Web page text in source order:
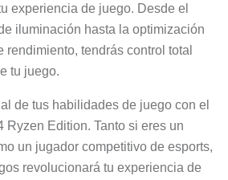
experiencia de juego. Desde el
iluminación hasta la optimización
tendrás control total
tu juego.
de tus habilidades de juego con el
Ryzen Edition. Tanto si eres un
un jugador competitivo de esports,
revolucionará tu experiencia de